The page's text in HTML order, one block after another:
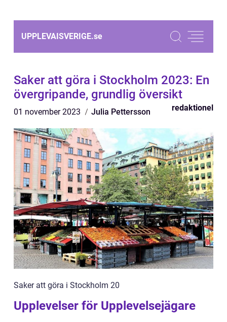
UPPLEVAISVERIGE.se
Saker att göra i Stockholm 2023: En
övergripande, grundlig översikt
01 november 2023 Julia Pettersson redaktionel
Saker att göra i Stockholm 20
Upplevelser för Upplevelsejägare